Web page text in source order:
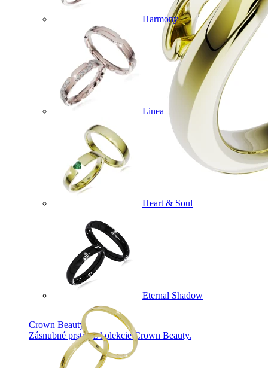
Crown Beauty
Zásnubné prstne z kolekcie Crown Beauty.
Harmony
Linea
Heart & Soul
Eternal Shadow